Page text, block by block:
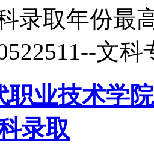
录取年份最
文科
职业技术学
录取